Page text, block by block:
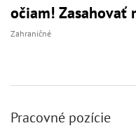
očiam! Zasahovať
Zahraničné
Pracovné pozície